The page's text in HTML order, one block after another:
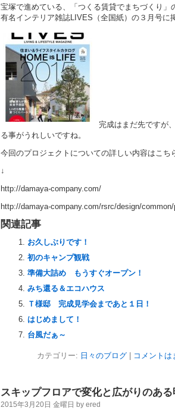
宝塚で進めている、「つくる賃貸でまちづくり」
有名インテリア雑誌LIVES（全国紙）の３月号に
完成はまだ先ですが
る事がうれしいですね。
今回のプロジェクトについての詳しい内容はこち
↓
http://damaya-company.com/
http://damaya-company.com/rsrc/design/
関連記事
お久しぶりです！
初のキャンプ観戦
準備大詰め もうすぐオープン！
みち還る＆エコハウス
Ｔ様邸 完成見学会まであと１日！
はじめまして！
台風だぁ～
カテゴリー: 日々のブログ| コメントは
スキップフロアで変化と広がりのあ
2015年3月20日 金曜日 by ered